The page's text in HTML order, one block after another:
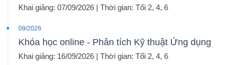
Khai giảng: 07/09/2026 | Thời gian: Tối 2, 4, 6
09/2026
Khóa học online - Phân tích Kỹ thuật Ứng dụng
Khai giảng: 16/09/2026 | Thời gian: Tối 2, 4, 6